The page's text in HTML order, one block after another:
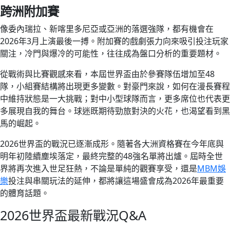
跨洲附加賽
像委內瑞拉、新喀里多尼亞或亞洲的落選強隊，都有機會在
2026年3月上演最後一搏。附加賽的戲劇張力向來吸引投注玩家
關注，冷門與爆冷的可能性，往往成為盤口分析的重要題材。
從戰術與比賽觀感來看，本屆世界盃由於參賽隊伍增加至48
隊，小組賽結構將出現更多變數。對豪門來說，如何在漫長賽程
中維持狀態是一大挑戰；對中小型球隊而言，更多席位也代表更
多展現自我的舞台。球迷既期待勁旅對決的火花，也渴望看到黑
馬的崛起。
2026世界盃的戰況已逐漸成形。隨著各大洲資格賽在今年底與
明年初陸續塵埃落定，最終完整的48強名單將出爐。屆時全世
界將再次進入世足狂熱，不論是單純的觀賽享受，還是MBM娛
樂投注與串關玩法的延伸，都將讓這場盛會成為2026年最重要
的體育話題。
2026世界盃最新戰況Q&A